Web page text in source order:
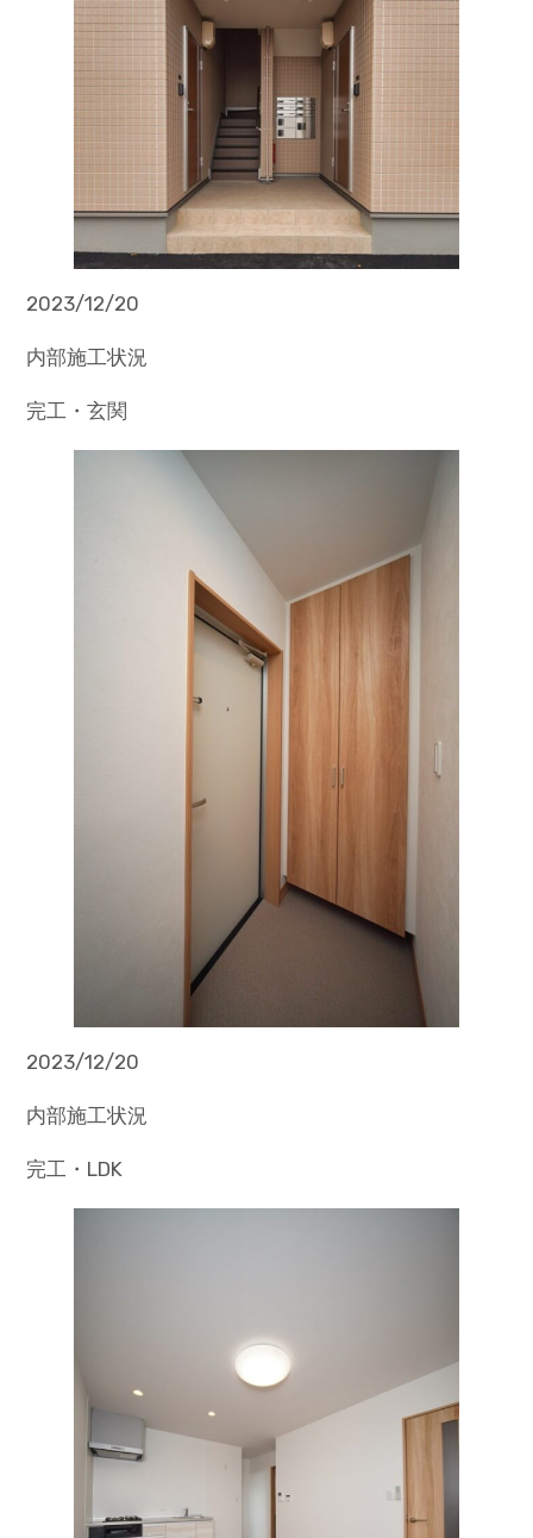
2023/12/20
内部施工状況
完工・玄関
2023/12/20
内部施工状況
完工・LDK